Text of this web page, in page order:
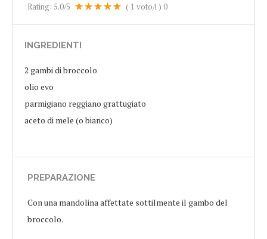
Rating: 5.0/5 ( 1 voto/i ) 0
INGREDIENTI
2 gambi di broccolo
olio evo
parmigiano reggiano grattugiato
aceto di mele (o bianco)
PREPARAZIONE
Con una mandolina affettate sottilmente il gambo del
broccolo.